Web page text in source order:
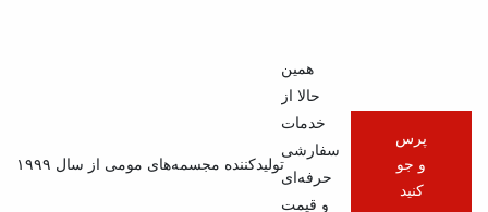
تولیدکننده مجسمه‌های مومی از سال ۱۹۹۹
همین
حالا از
خدمات
سفارشی
حرفه‌ای
و قیمت
پرس
و جو
کنید
شکل مومی حرفه‌ای